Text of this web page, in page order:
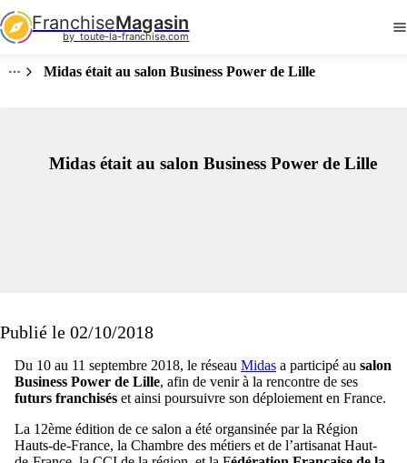
FranchiseMagasin
by  toute-la-franchise.com
Midas était au salon Business Power de Lille
Midas était au salon Business Power de Lille
Publié le 02/10/2018
Du 10 au 11 septembre 2018, le réseau Midas a participé au salon
Business Power de Lille, afin de venir à la rencontre de ses
futurs franchisés et ainsi poursuivre son déploiement en France.
La 12ème édition de ce salon a été organsinée par la Région
Hauts-de-France, la Chambre des métiers et de l’artisanat Haut-